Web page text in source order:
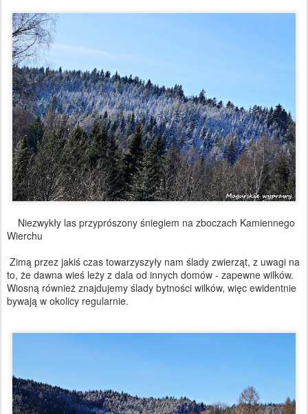
Niezwykły las przyprószony śniegiem na zboczach Kamiennego
Wierchu
Zimą przez jakiś czas towarzyszyły nam ślady zwierząt, z uwagi na
to, że dawna wieś leży z dala od innych domów - zapewne wilków.
Wiosną również znajdujemy ślady bytności wilków, więc ewidentnie
bywają w okolicy regularnie.